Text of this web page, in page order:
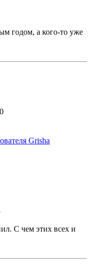
годом, а кого-то уже
Grisha
С чем этих всех и